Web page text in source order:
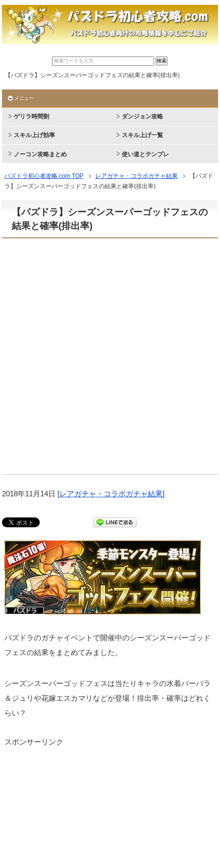
【パズドラ】シーズンスーパーゴッドフェスの結果と確率(排出率)
メニュー
ゲリラ時間割 ダンジョン攻略
スキル上げ効率 スキル上げ一覧
ノーコン攻略まとめ 使い道とテンプレ
パズドラ初心者攻略.com TOP レアガチャ・コラボガチャ結果
【パズド
ラ】シーズンスーパーゴッドフェスの結果と確率(排出率)
【パズドラ】シーズンスーパーゴッドフェスの
結果と確率(排出率)
2018年11月14日 [レアガチャ・コラボガチャ結果]
パズドラのガチャイベントで開催中のシーズンスーパーゴッド
フェスの結果をまとめてみました。
シーズンスーパーゴッドフェスは当たりキャラの水着バーバラ
＆ジュリや花嫁エスカマリなどが登場！排出率・確率はどれく
らい？
スポンサーリンク